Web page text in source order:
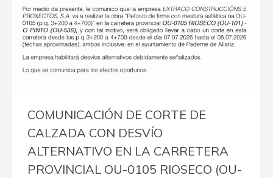
COMUNICACIÓN DE CORTE DE
CALZADA CON DESVÍO
ALTERNATIVO EN LA CARRETERA
PROVINCIAL OU-0105 RIOSECO (OU-